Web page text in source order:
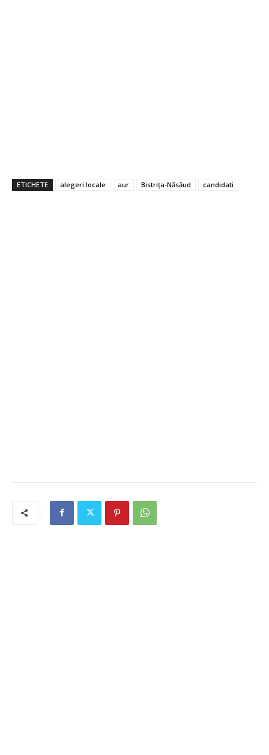
ETICHETE alegeri locale aur Bistrița-Năsăud candidati